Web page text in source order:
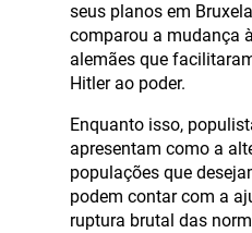
seus planos em
comparou a mudança
alemães que
Hitler ao poder.
Enquanto isso,
apresentam como a
populações que
podem contar com a
ruptura brutal das